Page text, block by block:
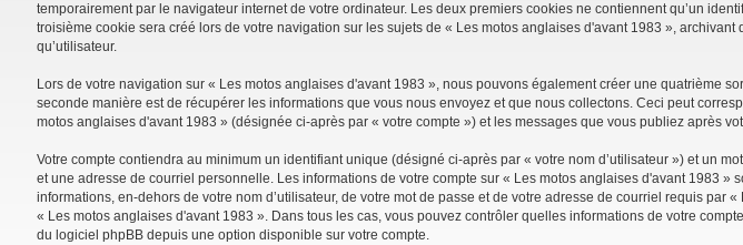
temporairement par le navigateur internet de votre ordinateur. Les deux premiers cookies ne contiennent qu’un
troisième cookie sera créé lors de votre navigation sur les sujets de « Les motos anglaises d'avant 1983 »,
qu’utilisateur.
Lors de votre navigation sur « Les motos anglaises d'avant 1983 », nous pouvons également créer une quatrième
seconde manière est de récupérer les informations que vous nous envoyez et que nous collectons. Ceci peut
motos anglaises d'avant 1983 » (désignée ci-après par « votre compte ») et les messages que vous publiez après
Votre compte contiendra au minimum un identifiant unique (désigné ci-après par « votre nom d’utilisateur ») et un
et une adresse de courriel personnelle. Les informations de votre compte sur « Les motos anglaises d'avant 1983
informations, en-dehors de votre nom d’utilisateur, de votre mot de passe et de votre adresse de courriel requis
« Les motos anglaises d'avant 1983 ». Dans tous les cas, vous pouvez contrôler quelles informations de votre
du logiciel phpBB depuis une option disponible sur votre compte.